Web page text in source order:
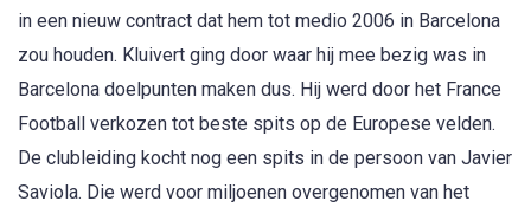
in een nieuw contract dat hem tot medio 2006 in Barcelona
zou houden. Kluivert ging door waar hij mee bezig was in
Barcelona doelpunten maken dus. Hij werd door het France
Football verkozen tot beste spits op de Europese velden.
De clubleiding kocht nog een spits in de persoon van Javier
Saviola. Die werd voor miljoenen overgenomen van het